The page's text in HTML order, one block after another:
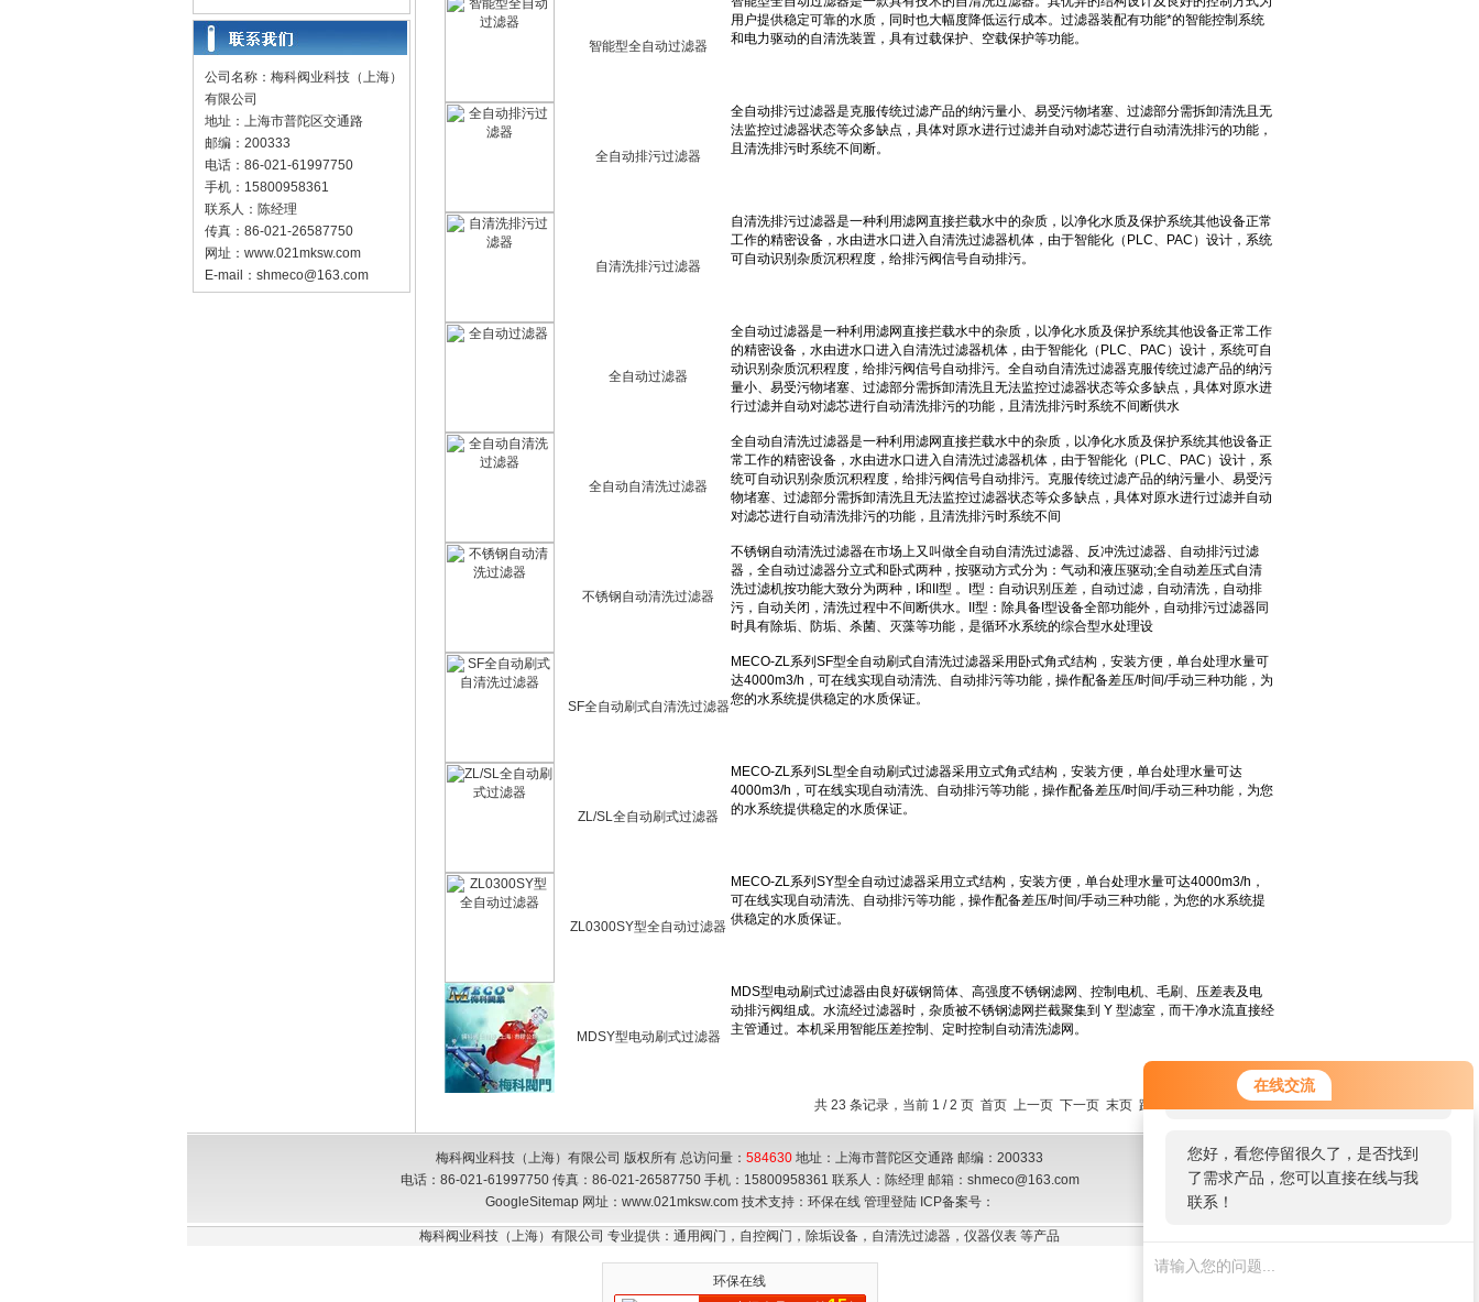
在线交流
您好！欢迎前来咨询，很高兴为您
服务，请问您要咨询什么问题呢？
您好，看您停留很久了，是否找到
了需求产品，您可以直接在线与我
联系！
公司名称：梅科阀业科技（上海）
有限公司
地址：上海市普陀区交通路
邮编：200333
电话：86-021-61997750
手机：15800958361
联系人：陈经理
传真：86-021-26587750
网址： www.021mksw.com
E-mail： shmeco@163.com
智能型全自动过滤器
全自动排污过滤器
自清洗排污过滤器
全自动过滤器
全自动自清洗过滤器
不锈钢自动清洗过滤器
SF全自动刷式自清洗过滤器
ZL/SL全自动刷式过滤器
ZL0300SY型全自动过滤器
MDSY型电动刷式过滤器
共 23 条记录，当前 1 / 2 页 首页 上一页 下一页 末页 跳转到第
梅科阀业科技（上海）有限公司 版权所有 总访问量： 584630 地址：上海市普陀区交通路 邮编：200333
电话：86-021-61997750 传真：86-021-26587750 手机：15800958361 联系人：陈经理 邮箱： shmeco@163.com
GoogleSitemap网址：www.021mksw.com 技术支持： 环保在线 管理登陆ICP备案号：
梅科阀业科技（上海）有限公司 专业提供：通用阀门，自控阀门，除垢设备，自清洗过滤器，仪器仪表 等产品
环保在线